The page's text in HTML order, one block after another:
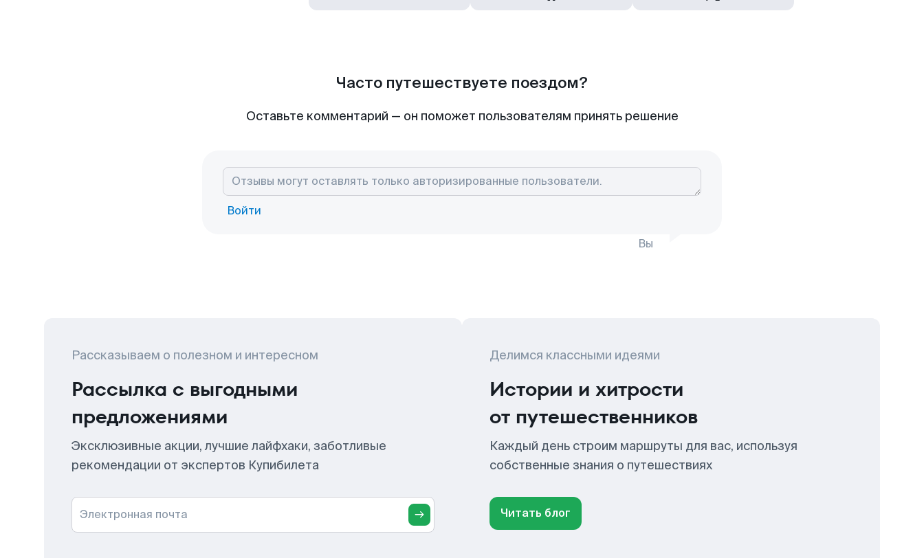
Часто путешествуете поездом?
Оставьте комментарий — он поможет пользователям принять решение
Войти
Вы
Рассказываем о полезном и интересном
Рассылка с выгодными
предложениями
Эксклюзивные акции, лучшие лайфхаки, заботливые
рекомендации от экспертов Купибилета
Электронная почта
Делимся классными идеями
Истории и хитрости
от путешественников
Каждый день строим маршруты для вас, используя
собственные знания о путешествиях
Читать блог